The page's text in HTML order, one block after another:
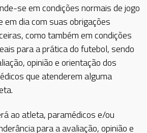
se em condições normais de jogo
dia com suas obrigações
como também em condições
para a prática do futebol, sendo
opinião e orientação dos
que atenderem alguma
ao atleta, paramédicos e/ou
para a avaliação, opinião e